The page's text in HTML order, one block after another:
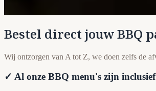
Bestel direct jouw BBQ
Wij ontzorgen van A tot Z, we doen zelfs de
✓ Al onze BBQ menu's zijn